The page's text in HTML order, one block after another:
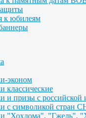
к юбилеям
эконом
классические
и призы с российской
с символикой стран
"Хохлома", "Гжель",